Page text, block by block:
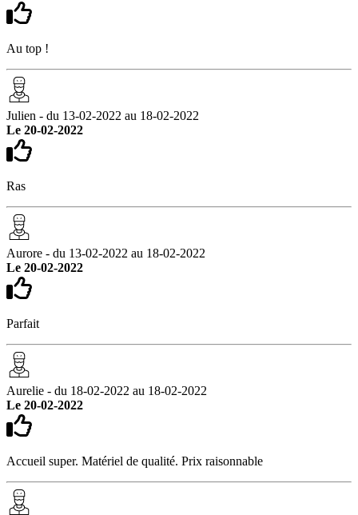
Au top !
Julien - du 13-02-2022 au 18-02-2022
Le 20-02-2022
Ras
Aurore - du 13-02-2022 au 18-02-2022
Le 20-02-2022
Parfait
Aurelie - du 18-02-2022 au 18-02-2022
Le 20-02-2022
Accueil super. Matériel de qualité. Prix raisonnable